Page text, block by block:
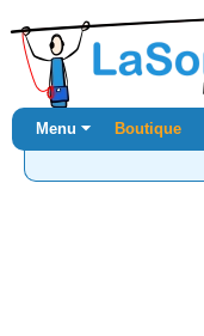
Menu ⏷ Boutique